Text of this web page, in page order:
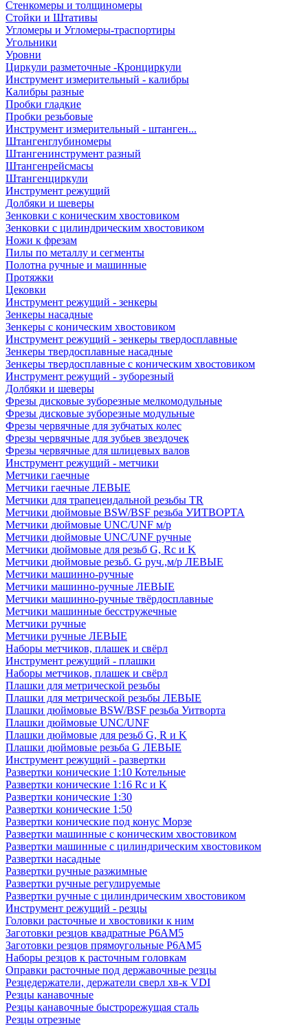
Стенкомеры и толщиномеры
Стойки и Штативы
Угломеры и Угломеры-траспортиры
Угольники
Уровни
Циркули разметочные -Кронциркули
Инструмент измерительный - калибры
Калибры разные
Пробки гладкие
Пробки резьбовые
Инструмент измерительный - штанген...
Штангенглубиномеры
Штангенинструмент разный
Штангенрейсмасы
Штангенциркули
Инструмент режущий
Долбяки и шеверы
Зенковки с коническим хвостовиком
Зенковки с цилиндрическим хвостовиком
Ножи к фрезам
Пилы по металлу и сегменты
Полотна ручные и машинные
Протяжки
Цековки
Инструмент режущий - зенкеры
Зенкеры насадные
Зенкеры с коническим хвостовиком
Инструмент режущий - зенкеры твердосплавные
Зенкеры твердосплавные насадные
Зенкеры твердосплавные с коническим хвостовиком
Инструмент режущий - зуборезный
Долбяки и шеверы
Фрезы дисковые зуборезные мелкомодульные
Фрезы дисковые зуборезные модульные
Фрезы червячные для зубчатых колес
Фрезы червячные для зубьев звездочек
Фрезы червячные для шлицевых валов
Инструмент режущий - метчики
Метчики гаечные
Метчики гаечные ЛЕВЫЕ
Метчики для трапецеидальной резьбы TR
Метчики дюймовые BSW/BSF резьба УИТВОРТА
Метчики дюймовые UNC/UNF м/р
Метчики дюймовые UNC/UNF ручные
Метчики дюймовые для резьб G, Rc и K
Метчики дюймовые резьб. G руч.,м/р ЛЕВЫЕ
Метчики машинно-ручные
Метчики машинно-ручные ЛЕВЫЕ
Метчики машинно-ручные твёрдосплавные
Метчики машинные бесстружечные
Метчики ручные
Метчики ручные ЛЕВЫЕ
Наборы метчиков, плашек и свёрл
Инструмент режущий - плашки
Наборы метчиков, плашек и свёрл
Плашки для метрической резьбы
Плашки для метрической резьбы ЛЕВЫЕ
Плашки дюймовые BSW/BSF резьба Уитворта
Плашки дюймовые UNC/UNF
Плашки дюймовые для резьб G, R и K
Плашки дюймовые резьба G ЛЕВЫЕ
Инструмент режущий - развертки
Развертки конические 1:10 Котельные
Развертки конические 1:16 Rc и K
Развертки конические 1:30
Развертки конические 1:50
Развертки конические под конус Морзе
Развертки машинные с коническим хвостовиком
Развертки машинные с цилиндрическим хвостовиком
Развертки насадные
Развертки ручные разжимные
Развертки ручные регулируемые
Развертки ручные с цилиндрическим хвостовиком
Инструмент режущий - резцы
Головки расточные и хвостовики к ним
Заготовки резцов квадратные Р6АМ5
Заготовки резцов прямоугольные Р6АМ5
Наборы резцов к расточным головкам
Оправки расточные под державочные резцы
Резцедержатели, держатели сверл хв-к VDI
Резцы канавочные
Резцы канавочные быстрорежущая сталь
Резцы отрезные